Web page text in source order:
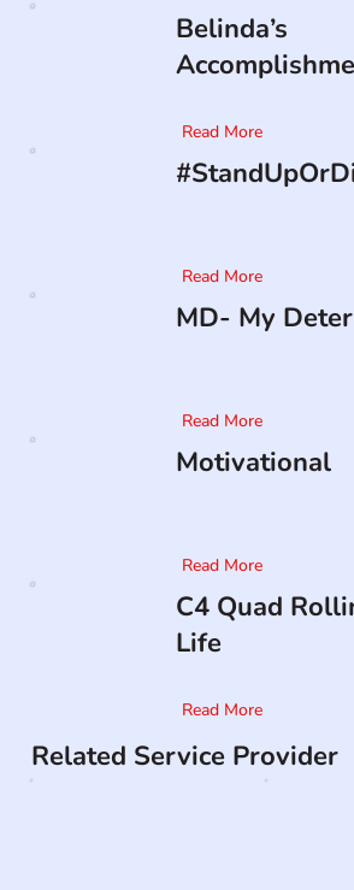
Belinda’s
Read More
Read More
MD- My
Read More
Motivational
Read More
C4 Quad
Life
Read More
Related Service Provider